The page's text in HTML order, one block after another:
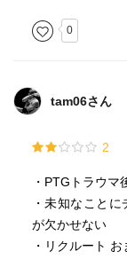
0
tam06さん
2
・PTGトラウマ
・未知なこと
が欠かせない
・リクルート